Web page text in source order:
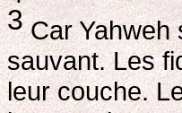
3Car Yahweh
sauvant. Les
leur couche.